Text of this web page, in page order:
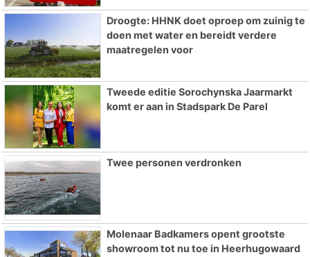
Droogte: HHNK doet oproep om zuinig te
doen met water en bereidt verdere
maatregelen voor
Tweede editie Sorochynska Jaarmarkt
komt er aan in Stadspark De Parel
Twee personen verdronken
Molenaar Badkamers opent grootste
showroom tot nu toe in Heerhugowaard